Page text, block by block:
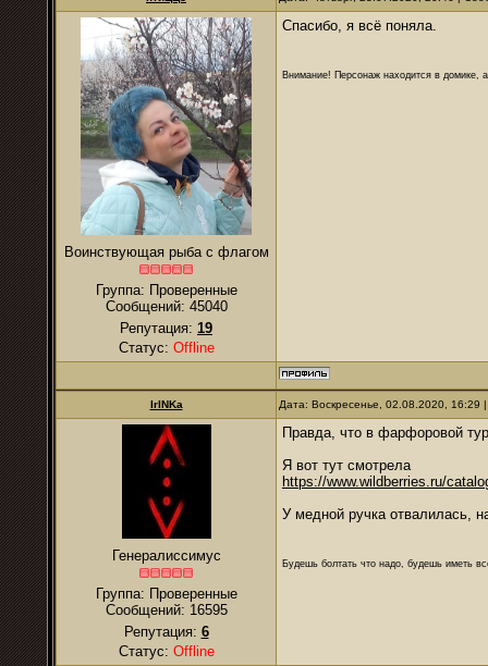
Воинствующая рыба с флагом
Группа: Проверенные
Сообщений: 45040
Репутация: 19
Статус: Offline
Спасибо, я всё поняла.
Внимание! Персонаж находится в домике,
IrINKa Дата: Воскресенье, 02.08.2020,
Генералиссимус
Группа: Проверенные
Сообщений: 16595
Репутация: 6
Статус: Offline
Правда, что в фарфоровой
Я вот тут смотрела
https://www.wildberries.ru/
У медной ручка отвалилась,
Будешь болтать что надо, будешь иметь